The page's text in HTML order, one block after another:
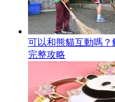
可以和熊貓互動嗎
完整攻略